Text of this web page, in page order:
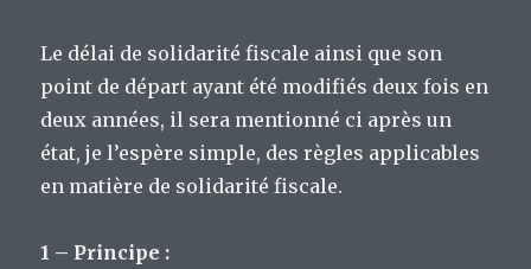
Le délai de solidarité fiscale ainsi que son
point de départ ayant été modifiés deux fois en
deux années, il sera mentionné ci après un
état, je l’espère simple, des règles applicables
en matière de solidarité fiscale.
1 – Principe :